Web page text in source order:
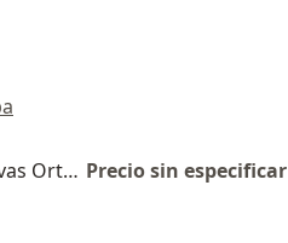
Consultas sucesivas Ortopedia y Traumatología Precio sin especificar